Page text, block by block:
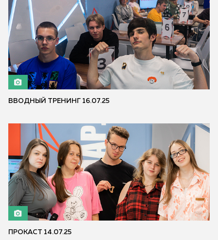
ВВОДНЫЙ ТРЕНИНГ 16.07.25
ПРОКАСТ 14.07.25